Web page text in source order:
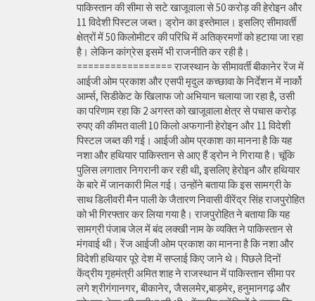
पाकिस्तान की सीमा से सटे खाजूवाला से 50 करोड़ की हेरोइन और
11 विदेशी पिस्टल जब्त। ड्रोन का इस्तेमाल। इसलिए सीमावर्ती
क्षेत्रों में 50 किलोमीटर की परिधि में अतिक्रमणों को हटाया जा रहा
है। लेकिन कांग्रेस इसमें भी राजनीति कर रही है।
================= राजस्थान के सीमावर्ती बीकानेर रेंज में
आईजी ओम प्रकाश और एसपी मृदुल कच्छावा के निर्देशन में नार्को
आर्म्स, सिडीकेट के खिलाफ जो अभियान चलाया जा रहा है, उसी
का परिणाम रहा कि 2 अगस्त को खाजूवाला क्षेत्र से पचास करोड़
रुपए की कीमत वाली 10 किलो अफगानी हेरोइन और 11 विदेशी
पिस्टल जब्त की गई। आईजी ओम प्रकाश का मानना है कि यह
नशा और हथियार पाकिस्तान से आए हैं ड्रोन ने गिराया है। चूंकि
पुलिस लगातार निगरानी कर रही थी, इसलिए हेरोइन और हथियार
के बारे में जानकारी मिल गई। उन्होंने बताया कि इस सामग्री के
साथ डिलीवरी मैन पाली के जैतारण निवासी वीरेंद्र सिंह राजपुरोहित
को भी गिरफ्तार कर लिया गया है। राजपुरोहित ने बताया कि यह
सामग्री पंजाब जेल में बंद लक्खी नाम के व्यक्ति ने पाकिस्तान से
मंगवाई थी। रेंज आईजी ओम प्रकाश का मानना है कि नशा और
विदेशी हथियार पूरे देश में सप्लाई किए जाने थे। पिछले दिनों
केंद्रीय गृहमंत्री अमित शाह ने राजस्थान में पाकिस्तान सीमा पर
लगे श्रीगंगानगर, बीकानेर, जैसलमेर,बाड़मेर, हनुमानगढ़ और